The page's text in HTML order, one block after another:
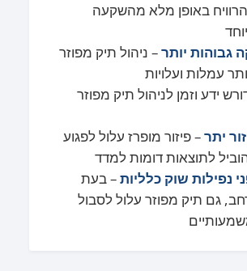
באופן מלא מהשקעה
גבוהות יותר– ניהול תיק מפוזר
עמלות ועלויות
ידע וזמן לניהול תיק מפוזר
יתר– פיזור מופרז עלול לפגוע
לתוצאות דומות למדד
נפילות שוק כלליות– בעת
גם תיק מפוזר עלול לסבול